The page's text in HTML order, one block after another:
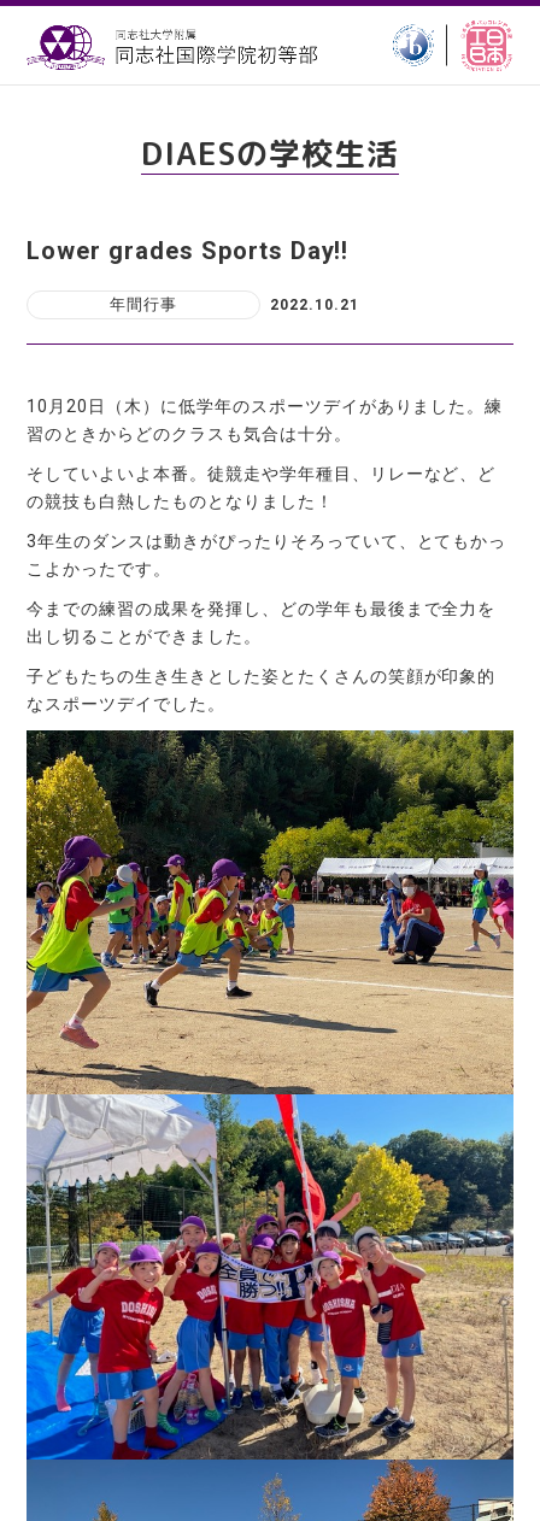
DIAESの学校生活
Lower grades Sports Day!!
年間行事 2022.10.21
10月20日（木）に低学年のスポーツデイがありました。練
習のときからどのクラスも気合は十分。
そしていよいよ本番。徒競走や学年種目、リレーなど、ど
の競技も白熱したものとなりました！
3年生のダンスは動きがぴったりそろっていて、とてもかっ
こよかったです。
今までの練習の成果を発揮し、どの学年も最後まで全力を
出し切ることができました。
子どもたちの生き生きとした姿とたくさんの笑顔が印象的
なスポーツデイでした。